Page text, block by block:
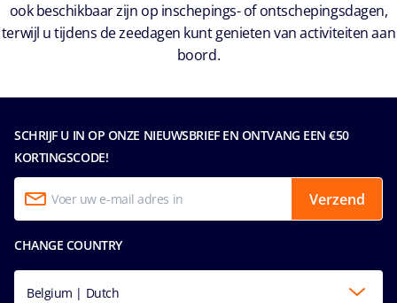
ook beschikbaar zijn op inschepings- of ontschepingsdagen,
terwijl u tijdens de zeedagen kunt genieten van activiteiten aan
boord.
SCHRIJF U IN OP ONZE NIEUWSBRIEF EN ONTVANG EEN €50
KORTINGSCODE!
Verzend
CHANGE COUNTRY
Belgium | Dutch